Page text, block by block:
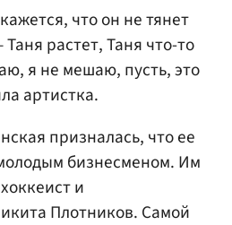
что он не тянет
растет, Таня что-то
я не мешаю, пусть, это
артистка.
призналась, что ее
бизнесменом. Им
и
Плотников. Самой